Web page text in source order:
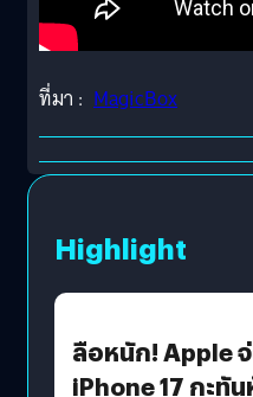
ที่มา : MagicBox
Highlight
ลือหนัก! Apple
iPhone 17 กะทั